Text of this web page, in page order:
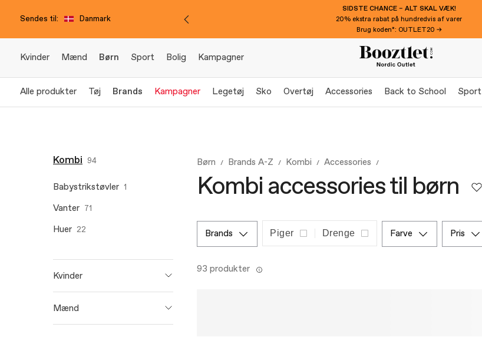
Sendes til: Danmark
SIDSTE CHANCE – ALT SKAL VÆK!
20% ekstra rabat på hundredvis af varer
Brug koden*: OUTLET20 →
Kvinder Mænd Børn Sport Bolig Kampagner
Alle produkter Tøj Brands Kampagner Legetøj Sko Overtøj Accessories Back to School Sport
Kombi 94
Babystrikstøvler 1
Vanter 71
Huer 22
Kvinder
Kombi
Mænd
Børn Brands A-Z Kombi Accessories
Kombi accessories til børn
brands Piger Drenge farve pris
93 produkter